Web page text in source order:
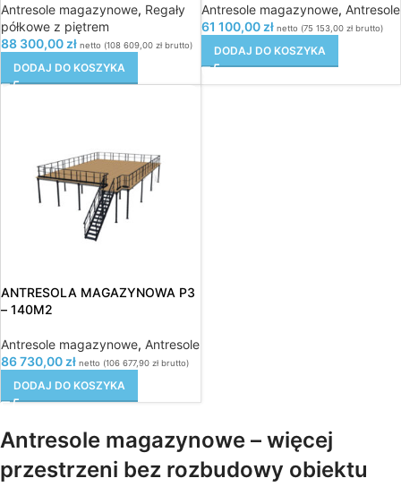
Antresole magazynowe, Regały
półkowe z piętrem
88 300,00 zł netto (108 609,00 zł brutto)
DODAJ DO KOSZYKA
Antresole magazynowe, Antresole
61 100,00 zł netto (75 153,00 złbrutto)
DODAJ DO KOSZYKA
ANTRESOLA MAGAZYNOWA P3
– 140M2
Antresole magazynowe, Antresole
86 730,00 zł netto (106 677,90 zł brutto)
DODAJ DO KOSZYKA
Antresole magazynowe – więcej
przestrzeni bez rozbudowy obiektu